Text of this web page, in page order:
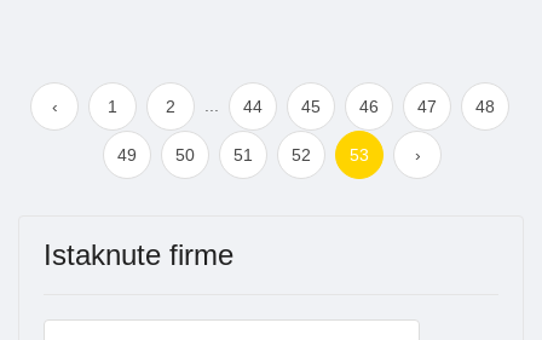
‹ 1 2 ... 44 45 46 47 48
49 50 51 52 53 ›
Istaknute firme